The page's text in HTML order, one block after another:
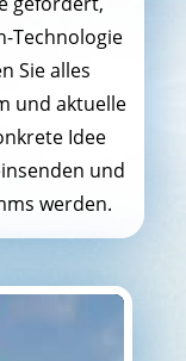
Technologie
Sie alles
und aktuelle
Idee
und
werden.